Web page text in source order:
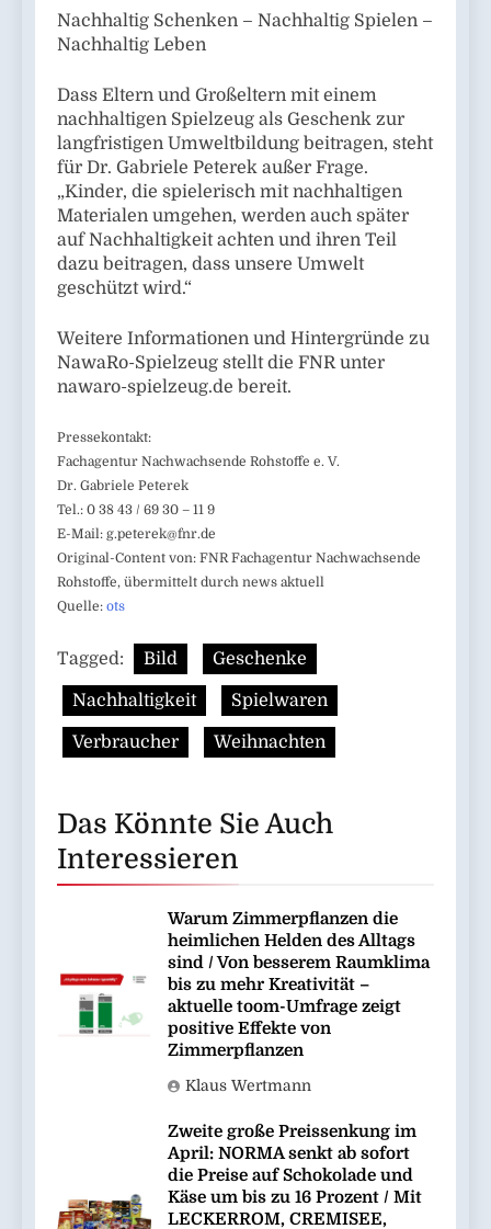
Nachhaltig Schenken – Nachhaltig Spielen –
Nachhaltig Leben
Dass Eltern und Großeltern mit einem
nachhaltigen Spielzeug als Geschenk zur
langfristigen Umweltbildung beitragen, steht
für Dr. Gabriele Peterek außer Frage.
„Kinder, die spielerisch mit nachhaltigen
Materialen umgehen, werden auch später
auf Nachhaltigkeit achten und ihren Teil
dazu beitragen, dass unsere Umwelt
geschützt wird.“
Weitere Informationen und Hintergründe zu
NawaRo-Spielzeug stellt die FNR unter
nawaro-spielzeug.de bereit.
Pressekontakt:
Fachagentur Nachwachsende Rohstoffe e. V.
Dr. Gabriele Peterek
Tel.: 0 38 43 / 69 30 – 11 9
E-Mail: g.peterek@fnr.de
Original-Content von: FNR Fachagentur Nachwachsende
Rohstoffe, übermittelt durch news aktuell
Quelle: ots
Tagged: Bild Geschenke
Nachhaltigkeit Spielwaren
Verbraucher Weihnachten
Das Könnte Sie Auch
Interessieren
Warum Zimmerpflanzen die
heimlichen Helden des Alltags
sind / Von besserem Raumklima
bis zu mehr Kreativität –
aktuelle toom-Umfrage zeigt
positive Effekte von
Zimmerpflanzen
Klaus Wertmann
Zweite große Preissenkung im
April: NORMA senkt ab sofort
die Preise auf Schokolade und
Käse um bis zu 16 Prozent / Mit
LECKERROM, CREMISEE,